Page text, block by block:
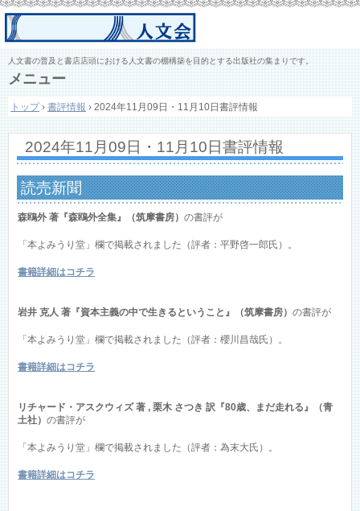
人文書の普及と書店店頭における人文書の棚構築を目的とする出版社の集まりです。
メニュー
ン
ン
へ
ス
キ
トップ › 書評情報 › 2024年11月09日・11月10日書評情報
2024年11月09日・11月10日書評情報
読売新聞
森鴎外 著『森鴎外全集』（筑摩書房）の書評が
「本よみうり堂」欄で掲載されました（評者：平野啓一郎氏）。
書籍詳細はコチラ
岩井 克人 著『資本主義の中で生きるということ』（筑摩書房）の書評が
「本よみうり堂」欄で掲載されました（評者：櫻川昌哉氏）。
書籍詳細はコチラ
リチャード・アスクウィズ 著 , 栗木 さつき 訳『80歳、まだ走れる』（青
土社）の書評が
「本よみうり堂」欄で掲載されました（評者：為末大氏）。
書籍詳細はコチラ